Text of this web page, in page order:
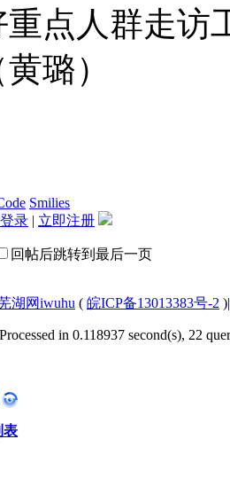
点人群走访
璐）
Smilies
登录 | 立即注册
回帖后跳转到最后一页
湖网iwuhu ( 皖ICP备13013383号-2 )|
in 0.118937 second(s), 22
表